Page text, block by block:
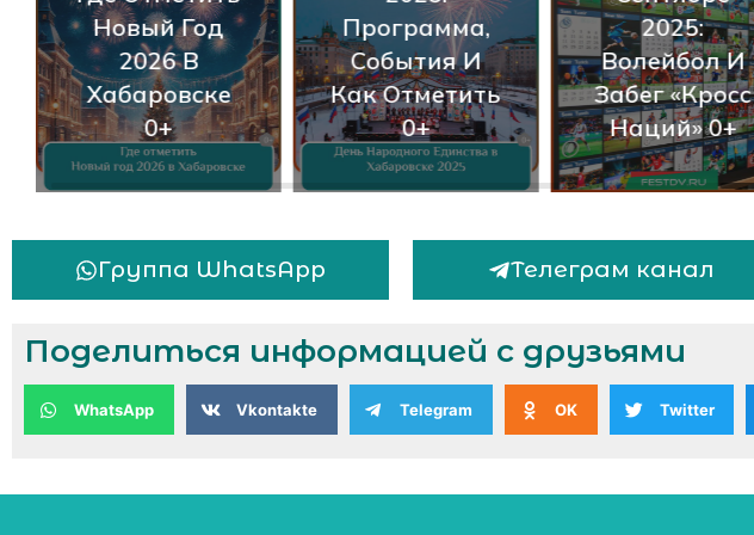
Новый Год
2026 В
Хабаровске
0+
Программа,
События И
Как Отметить
0+
2025:
Волейбол И
Забег «Кросс
Наций» 0+
Группа WhatsApp Телеграм канал
Поделиться информацией с друзьями
WhatsApp Vkontakte Telegram OK Twitter